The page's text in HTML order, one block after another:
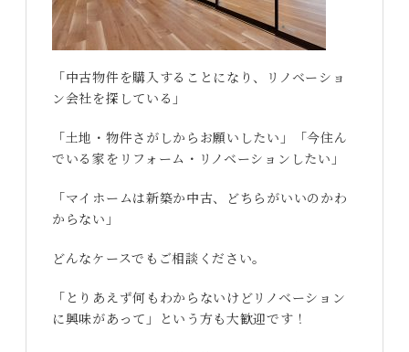
「中古物件を購入することになり、リノベーショ
ン会社を探している」
「土地・物件さがしからお願いしたい」「今住ん
でいる家をリフォーム・リノベーションしたい」
「マイホームは新築か中古、どちらがいいのかわ
からない」
どんなケースでもご相談ください。
「とりあえず何もわからないけどリノベーション
に興味があって」という方も大歓迎です！